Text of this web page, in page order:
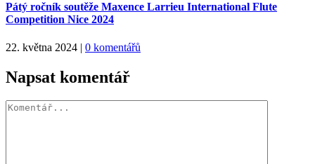
Pátý ročník soutěže Maxence Larrieu International Flute
Competition Nice 2024
22. května 2024 | 0 komentářů
Napsat komentář
Komentář